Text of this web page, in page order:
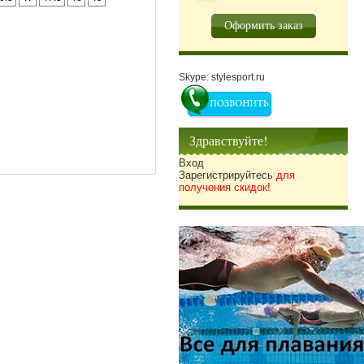
Оформить заказ
Skype: stylesport.ru
Здравствуйте!
Вход
Зарегистрируйтесь для
получения скидок!